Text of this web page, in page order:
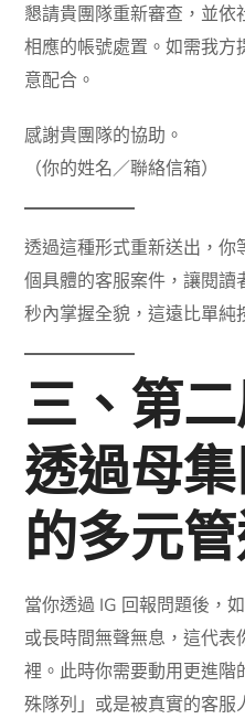
懇請貴團隊重新審查，並
相應的帳號處置。如需我
意配合。
感謝貴團隊的協助。
（你的姓名／聯絡信箱）
透過這種形式重新送出，
個具體的客服案件，讓閱
秒內掌握全貌，這遠比單純
三、第
透過母
的多元
當你透過 IG 回報問題後，
或長時間無聲無息，這代
裡。此時你需要動用更進
殊隊列」或是被真實的客服